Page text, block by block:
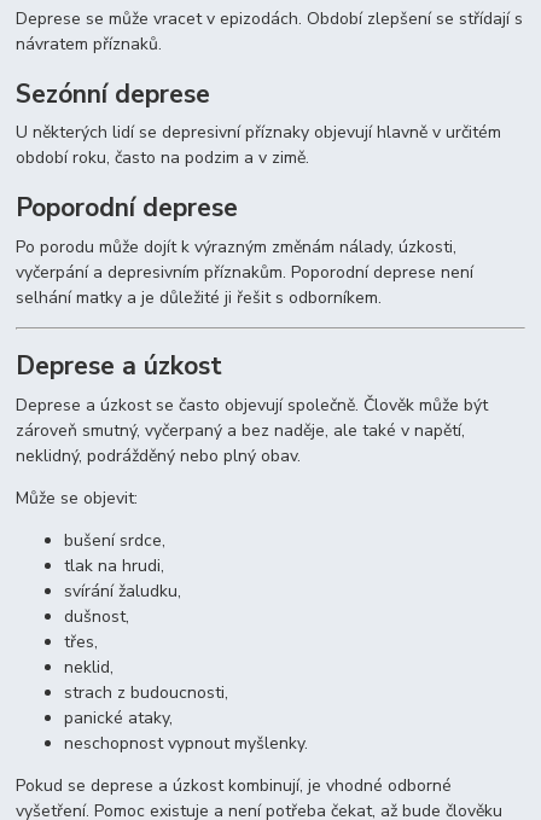
Deprese se může vracet v epizodách. Období zlepšení se střídají s
návratem příznaků.
Sezónní deprese
U některých lidí se depresivní příznaky objevují hlavně v určitém
období roku, často na podzim a v zimě.
Poporodní deprese
Po porodu může dojít k výrazným změnám nálady, úzkosti,
vyčerpání a depresivním příznakům. Poporodní deprese není
selhání matky a je důležité ji řešit s odborníkem.
Deprese a úzkost
Deprese a úzkost se často objevují společně. Člověk může být
zároveň smutný, vyčerpaný a bez naděje, ale také v napětí,
neklidný, podrážděný nebo plný obav.
Může se objevit:
bušení srdce,
tlak na hrudi,
svírání žaludku,
dušnost,
třes,
neklid,
strach z budoucnosti,
panické ataky,
neschopnost vypnout myšlenky.
Pokud se deprese a úzkost kombinují, je vhodné odborné
vyšetření. Pomoc existuje a není potřeba čekat, až bude člověku